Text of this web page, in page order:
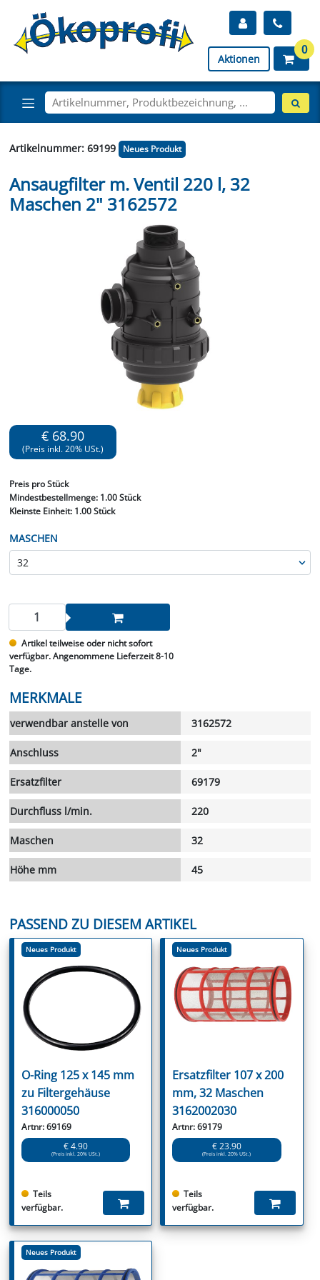
Aktionen
0
Artikelnummer: 69199 Neues Produkt
Ansaugfilter m. Ventil 220 l, 32
Maschen 2" 3162572
€ 68.90
(Preis inkl. 20% USt.)
Preis pro Stück
Mindestbestellmenge: 1.00 Stück
Kleinste Einheit:1.00 Stück
MASCHEN
Artikel teilweise oder nicht sofort
verfügbar. Angenommene Lieferzeit 8-10
Tage.
MERKMALE
verwendbar anstelle von 3162572
Anschluss 2"
Ersatzfilter 69179
Durchfluss l/min. 220
Maschen 32
Höhe mm 45
PASSEND ZU DIESEM ARTIKEL
Neues Produkt
O-Ring 125 x 145 mm
zu Filtergehäuse
316000050
Artnr: 69169
€ 4.90
(Preis inkl. 20% USt.)
Teils
verfügbar.
Neues Produkt
Ersatzfilter 107 x 200
mm, 32 Maschen
3162002030
Artnr: 69179
€ 23.90
(Preis inkl. 20% USt.)
Teils
verfügbar.
Neues Produkt